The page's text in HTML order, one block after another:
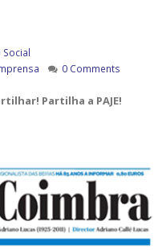
Social
0 Comments
Partilha a PAJE!